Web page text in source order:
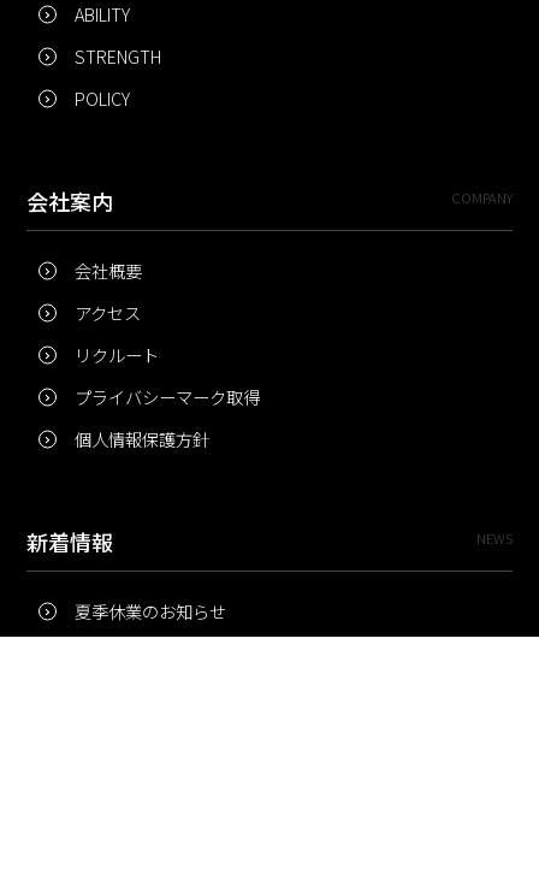
ABILITY
STRENGTH
POLICY
会社案内 COMPANY
会社概要
アクセス
リクルート
プライバシーマーク取得
個人情報保護方針
新着情報 NEWS
夏季休業のお知らせ